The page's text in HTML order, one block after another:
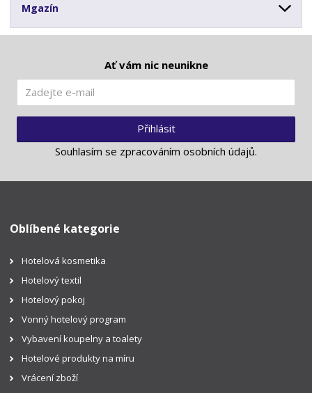
Mgazín
Ať vám nic neunikne
Přihlásit
Souhlasím se zpracováním osobních údajů.
Oblíbené kategorie
Hotelová kosmetika
Hotelový textil
Hotelový pokoj
Vonný hotelový program
Vybavení koupelny a toalety
Hotelové produkty na míru
Vrácení zboží